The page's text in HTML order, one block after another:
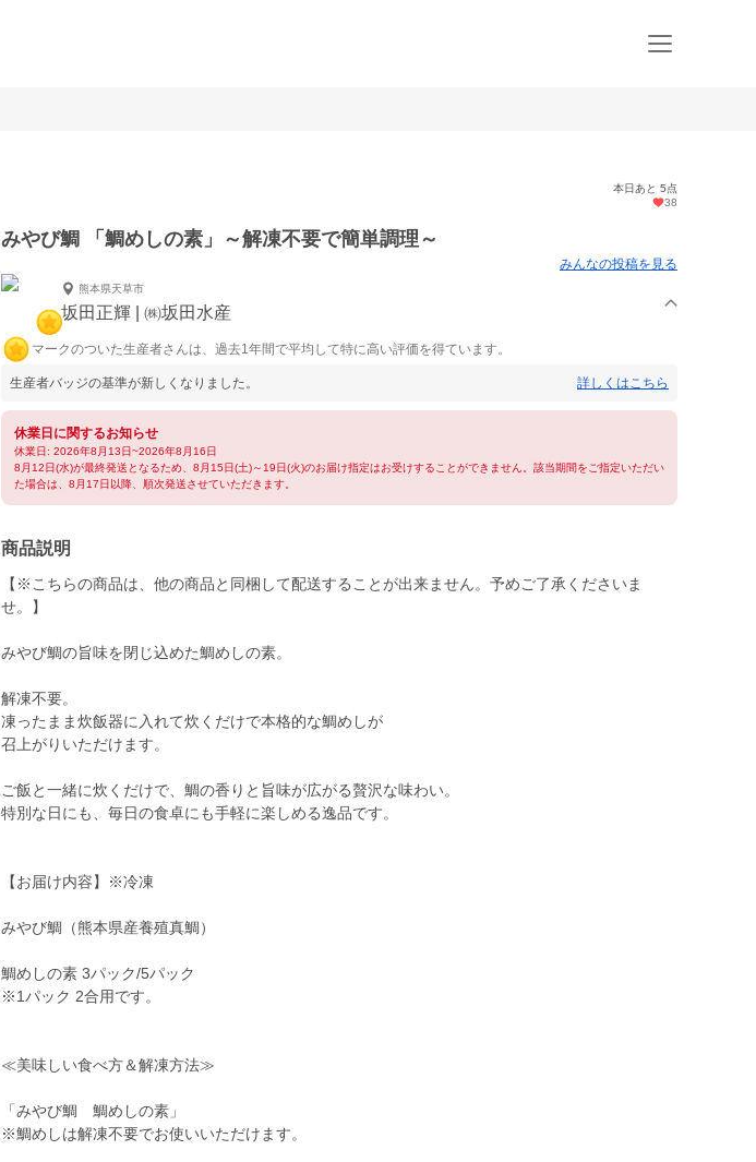
本日あと 5点
38
みやび鯛 「鯛めしの素」～解凍不要で簡単調理～
みんなの投稿を見る
熊本県天草市
坂田正輝 | ㈱坂田水産
マークのついた生産者さんは、過去1年間で平均して特に高い評価を得ています。
生産者バッジの基準が新しくなりました。 詳しくはこちら
休業日に関するお知らせ
休業日: 2026年8月13日~2026年8月16日
8月12日(水)が最終発送となるため、8月15日(土)～19日(火)のお届け指定はお受けすることができません。該当期間をご指定いただい
た場合は、8月17日以降、順次発送させていただきます。
商品説明
【※こちらの商品は、他の商品と同梱して配送することが出来ません。予めご了承くださいま
せ。】
みやび鯛の旨味を閉じ込めた鯛めしの素。
解凍不要。
凍ったまま炊飯器に入れて炊くだけで本格的な鯛めしが
召上がりいただけます。
ご飯と一緒に炊くだけで、鯛の香りと旨味が広がる贅沢な味わい。
特別な日にも、毎日の食卓にも手軽に楽しめる逸品です。
【お届け内容】※冷凍
みやび鯛（熊本県産養殖真鯛）
鯛めしの素 3パック/5パック
※1パック 2合用です。
≪美味しい食べ方＆解凍方法≫
「みやび鯛 鯛めしの素」
※鯛めしは解凍不要でお使いいただけます。